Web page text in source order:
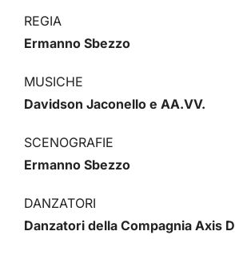
REGIA
Ermanno Sbezzo
MUSICHE
Davidson Jaconello e AA.VV.
SCENOGRAFIE
Ermanno Sbezzo
DANZATORI
Danzatori della Compagnia Axis